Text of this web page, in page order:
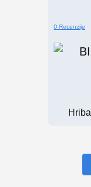
0 Recenzije